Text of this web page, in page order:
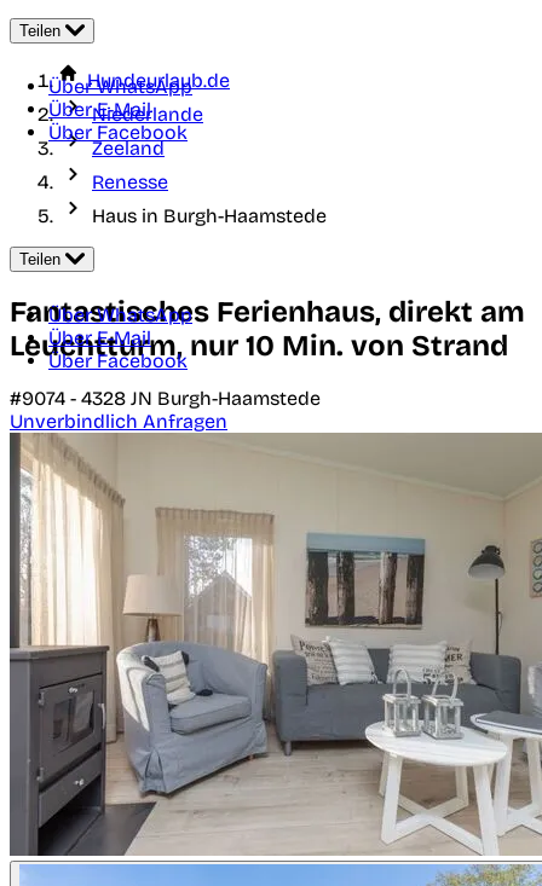
Teilen
Über WhatsApp
Über E-Mail
Über Facebook
Hundeurlaub.de
Niederlande
Zeeland
Renesse
Haus in Burgh-Haamstede
Teilen
Über WhatsApp
Über E-Mail
Über Facebook
Fantastisches Ferienhaus, direkt am
Leuchtturm, nur 10 Min. von Strand
#9074 - 4328 JN Burgh-Haamstede
Unverbindlich Anfragen